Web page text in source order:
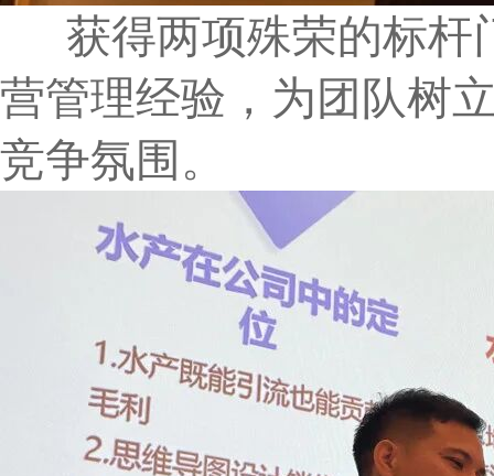
获得两项殊荣的标杆
营管理经验，为团队树
竞争氛围。